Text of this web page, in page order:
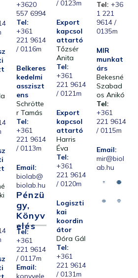
+3620
557 6994
Tel:
+361
221 9614
/ 0116m
Belkeres
kedelmi
assziszt
ens
Schrötte
r Tamás
Tel:
+361
221 9614
/ 0113m
Email:
biolab@
biolab.hu
Pénzü
Gy,
Könyv
Elés
Tel:
+361
221 9614
/ 0117m
Email:
konyvele
/ 0123m
Export
kapcsol
attartó
Tőzsér
Anita
Tel:
+361
221 9614
/ 0121m
Export
kapcsol
attartó
Harris
Éva
Tel:
+361
221 9614
/ 0120m
Logiszti
kai
koordin
átor
Dóra Gál
Tel:
+361
221 9614
/ 0131m
Tel: +36
1 221
9614 /
0135m
MIR
munkat
árs
Bekesné
Szabad
os Anikó
Tel:
+361
221 9614
/ 0115m
Email:
mir@biol
ab.hu